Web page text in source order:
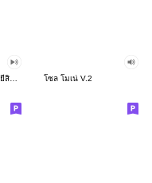
ดึ๊บ ดึ๊บ มีเสียงแน้ววว ยี่สิบสอง โซล โมเน่ V.2